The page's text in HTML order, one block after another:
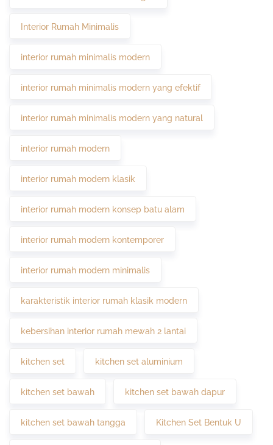
Interior Rumah Minimalis
interior rumah minimalis modern
interior rumah minimalis modern yang efektif
interior rumah minimalis modern yang natural
interior rumah modern
interior rumah modern klasik
interior rumah modern konsep batu alam
interior rumah modern kontemporer
interior rumah modern minimalis
karakteristik interior rumah klasik modern
kebersihan interior rumah mewah 2 lantai
kitchen set kitchen set aluminium
kitchen set bawah kitchen set bawah dapur
kitchen set bawah tangga Kitchen Set Bentuk U